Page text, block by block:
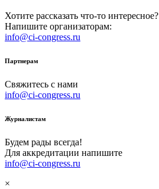
Хотите рассказать что-то интересное?
Напишите организаторам:
info@ci-congress.ru
Партнерам
Свяжитесь с нами
info@ci-congress.ru
Журналистам
Будем рады всегда!
Для аккредитации напишите
info@ci-congress.ru
×